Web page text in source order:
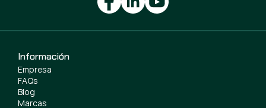
Información
Empresa
FAQs
Blog
Marcas